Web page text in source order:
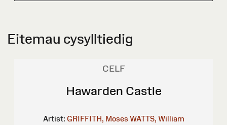
Eitemau cysylltiedig
CELF
Hawarden Castle
Artist: GRIFFITH, Moses WATTS, William